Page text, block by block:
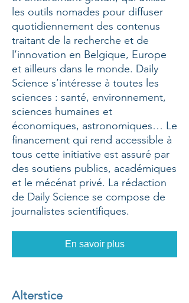
les outils nomades pour diffuser
quotidiennement des contenus
traitant de la recherche et de
l’innovation en Belgique, Europe
et ailleurs dans le monde. Daily
Science s’intéresse à toutes les
sciences : santé, environnement,
sciences humaines et
économiques, astronomiques… Le
financement qui rend accessible à
tous cette initiative est assuré par
des soutiens publics, académiques
et le mécénat privé. La rédaction
de Daily Science se compose de
journalistes scientifiques.
En savoir plus
Alterstice